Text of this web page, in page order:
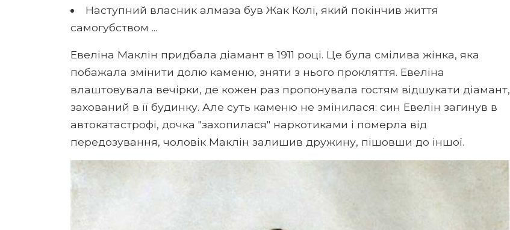
Наступний власник алмаза був Жак Колі, який покінчив життя
самогубством ...
Евеліна Маклін придбала діамант в 1911 році. Це була смілива жінка, яка
побажала змінити долю каменю, зняти з нього прокляття. Евеліна
влаштовувала вечірки, де кожен раз пропонувала гостям відшукати діамант,
захований в її будинку. Але суть каменю не змінилася: син Евелін загинув в
автокатастрофі, дочка "захопилася" наркотиками і померла від
передозування, чоловік Маклін залишив дружину, пішовши до іншої.